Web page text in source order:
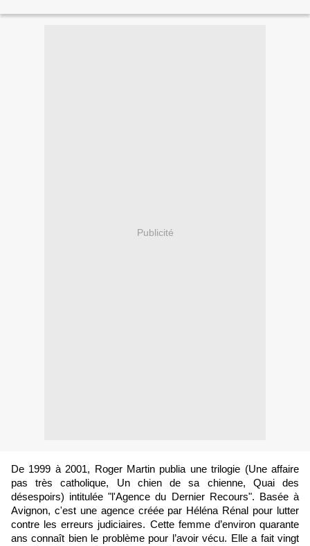
Publicité
De 1999 à 2001, Roger Martin publia une trilogie (Une affaire
pas très catholique, Un chien de sa chienne, Quai des
désespoirs) intitulée "l'Agence du Dernier Recours". Basée à
Avignon, c'est une agence créée par Héléna Rénal pour lutter
contre les erreurs judiciaires. Cette femme d’environ quarante
ans connaît bien le problème pour l’avoir vécu. Elle a fait vingt